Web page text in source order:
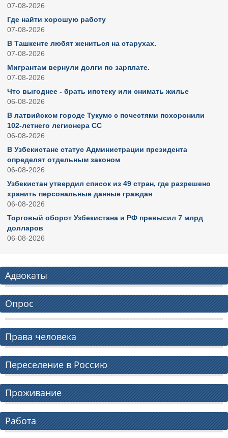
07-08-2026
Где найти хорошую работу
07-08-2026
В Ташкенте любят жениться на старухах.
07-08-2026
Мигрантам вернули долги по зарплате.
07-08-2026
Что выгоднее - брать ипотеку или снимать жилье
06-08-2026
В латвийском городе Тукумс с почестями похоронили
102-летнего легионера СС
06-08-2026
В Узбекистане статус Администрации президента
определят отдельным законом
06-08-2026
Узбекистан утвердил список из 49 стран, где разрешено
хранить персональные данные граждан
06-08-2026
Торговый оборот Узбекистана и РФ превысил 7 млрд
долларов
06-08-2026
Адвокаты
Опрос
Права человека
Переселение в Россию
Проживание
Работа